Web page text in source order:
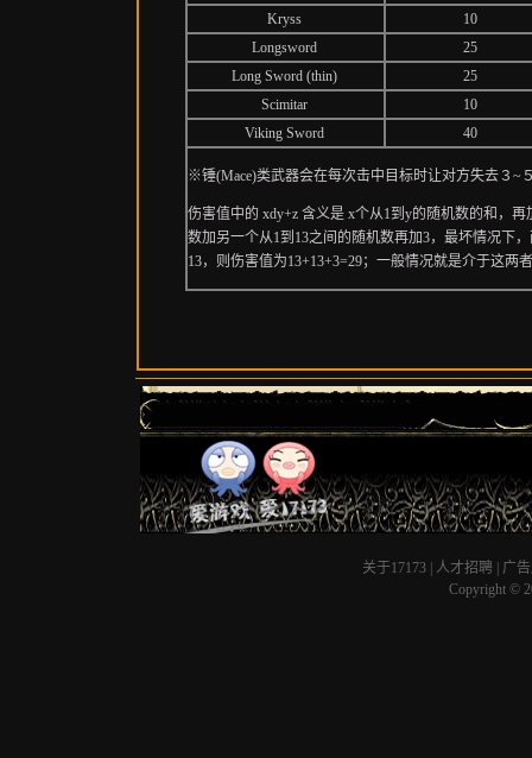
Kryss
10
Longsword
25
Long Sword (thin)
25
Scimitar
10
Viking Sword
40
※锤(Mace)类武器会在每次击中目标时让对方失去３~
伤害值中的 xdy+z 含义是 x个从1到y的随机数的和，
数加另一个从1到13之间的随机数再加3，最坏情况下
13，则伤害值为13+13+3=29；一般情况就是介于这两
关于17173 人才招聘
广
Copyright ©